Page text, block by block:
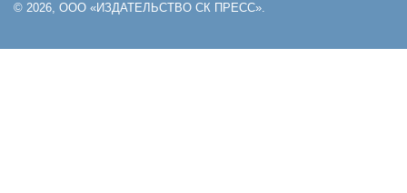
© 2026, ООО «ИЗДАТЕЛЬСТВО СК ПРЕСС».